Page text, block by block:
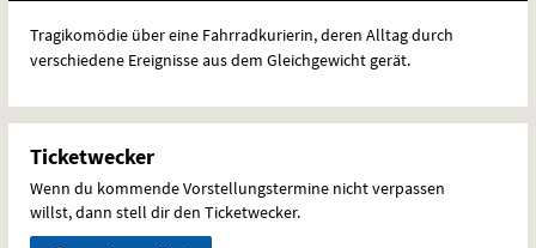
Tragikomödie über eine Fahrradkurierin, deren Alltag durch
verschiedene Ereignisse aus dem Gleichgewicht gerät.
Ticketwecker
Wenn du kommende Vorstellungstermine nicht verpassen
willst, dann stell dir den Ticketwecker.